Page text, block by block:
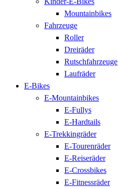
Mountainbikes
Fahrzeuge
Roller
Dreiräder
Rutschfahrzeuge
Laufräder
E-Bikes
E-Mountainbikes
E-Fullys
E-Hardtails
E-Trekkingräder
E-Tourenräder
E-Reiseräder
E-Crossbikes
E-Fitnessräder